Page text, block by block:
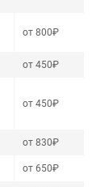
от 800₽
от 450₽
от 450₽
от 830₽
от 650₽